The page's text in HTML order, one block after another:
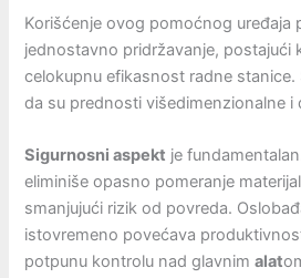
Korišćenje ovog pomoćnog uređaja
jednostavno pridržavanje, postajući
celokupnu efikasnost radne
da su prednosti višedimenzionalne i
Sigurnosni aspekt je
eliminiše opasno pomeranje
smanjujući rizik od povreda.
istovremeno povećava
potpunu kontrolu nad glavnimalat